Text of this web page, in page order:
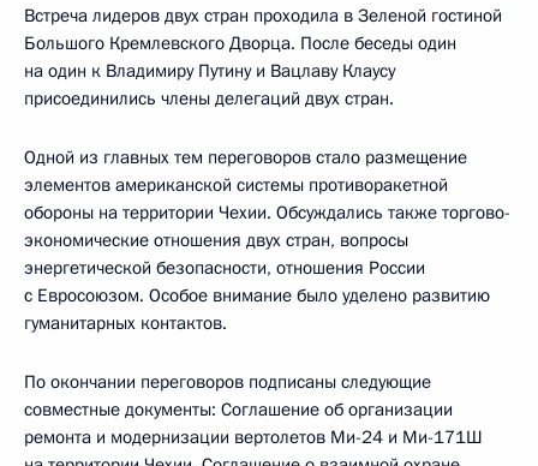
Встреча лидеров двух стран проходила в Зеленой гостиной
Большого Кремлевского Дворца. После беседы один
на один к Владимиру Путину и Вацлаву Клаусу
присоединились члены делегаций двух стран.
Одной из главных тем переговоров стало размещение
элементов американской системы противоракетной
обороны на территории Чехии. Обсуждались также торгово-
экономические отношения двух стран, вопросы
энергетической безопасности, отношения России
с Евросоюзом. Особое внимание было уделено развитию
гуманитарных контактов.
По окончании переговоров подписаны следующие
совместные документы: Соглашение об организации
ремонта и модернизации вертолетов Ми-24 и Ми-171Ш